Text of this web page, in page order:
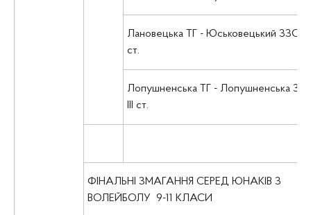
Лановецька ТГ - Юськовецький ЗЗСО І-
ст.
Лопушненська ТГ - Лопушненська
ІІІ ст.
ФІНАЛЬНІ ЗМАГАННЯ СЕРЕД ЮНАКІВ З
ВОЛЕЙБОЛУ 9-11 КЛАСИ